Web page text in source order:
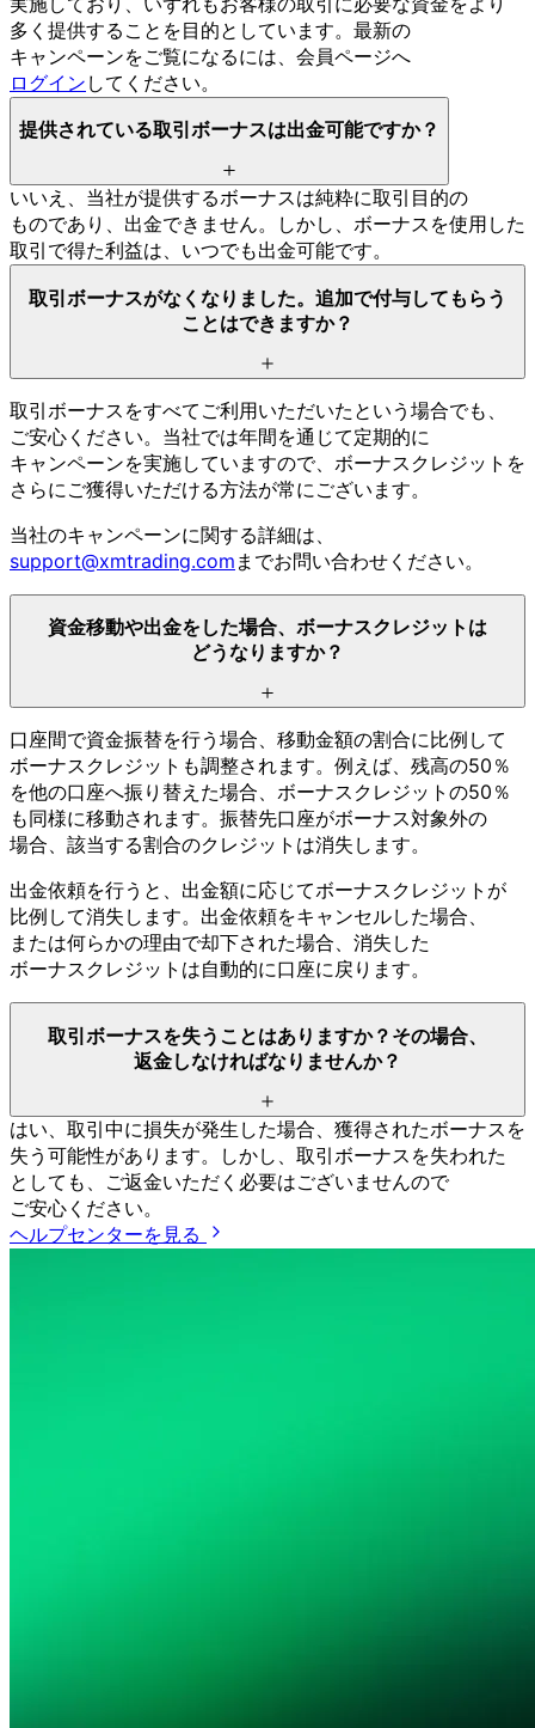
多く 提供する ことを目的と しています。 最新の
キャンペーンをご覧になるには、 会員ページへ
ログイン してください。
提供されている取引ボーナスは出金可能ですか？
いいえ、 当社が提供するボーナスは純粋に取引目的の
ものであり、 出金できません。 しかし、 ボーナスを使用した
取引で得た利益は、 いつでも出金可能です。
取引ボーナスがなくなりました。 追加で付与して もらう
ことはできますか？
取引ボーナスをすべて ご利用いただいたと いう 場合でも、
ご安心ください。 当社では年間を通じて定期的に
キャンペーンを実施していますので、 ボーナスクレジットを
さらに ご獲得いただける方法が常に ございます。
当社のキャンペーンに関する詳細は、
support@xmtrading.com までお問い合わせください。
資金移動や出金を した場合、 ボーナスクレジットは
どうなりますか？
口座間で資金振替を行う 場合、 移動金額の割合に比例して
ボーナスクレジットも調整されます。 例えば、 残高の50％
を他の口座へ振り替えた場合、 ボーナスクレジットの50％
も同様に移動されます。 振替先口座がボーナス対象外の
場合、 該当する割合のクレジットは消失します。
出金依頼を行うと、 出金額に応じてボーナスクレジットが
比例して消失します。 出金依頼をキャンセルした場合、
または何らかの理由で却下された場合、 消失した
ボーナスクレジットは自動的に口座に戻ります。
取引ボーナスを失う ことはありますか？ その場合、
返金しなければなりませんか？
はい、 取引中に損失が発生した場合、 獲得されたボーナスを
失う 可能性があります。 しかし、 取引ボーナスを失われた
としても、 ご返金いただく 必要はございませんので
ご安心ください。
ヘルプセンターを見る